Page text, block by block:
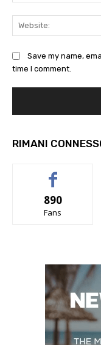
Save my name,
time I comment.
RIMANI
890
Fans